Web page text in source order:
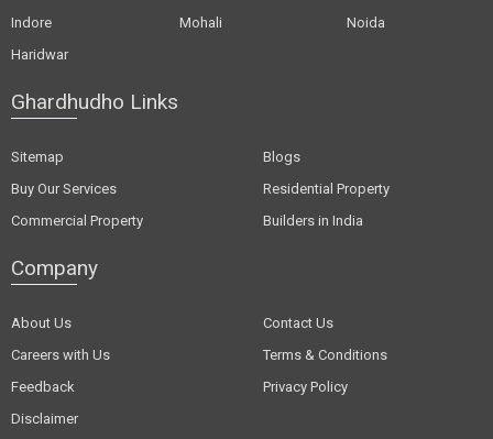
Indore
Mohali
Noida
Haridwar
Ghardhudho Links
Sitemap
Blogs
Buy Our Services
Residential Property
Commercial Property
Builders in India
Company
About Us
Contact Us
Careers with Us
Terms & Conditions
Feedback
Privacy Policy
Disclaimer